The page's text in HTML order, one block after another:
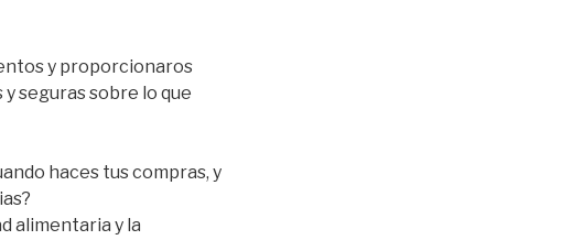
y proporcionaros
seguras sobre lo que
haces tus compras, y
alimentaria y la